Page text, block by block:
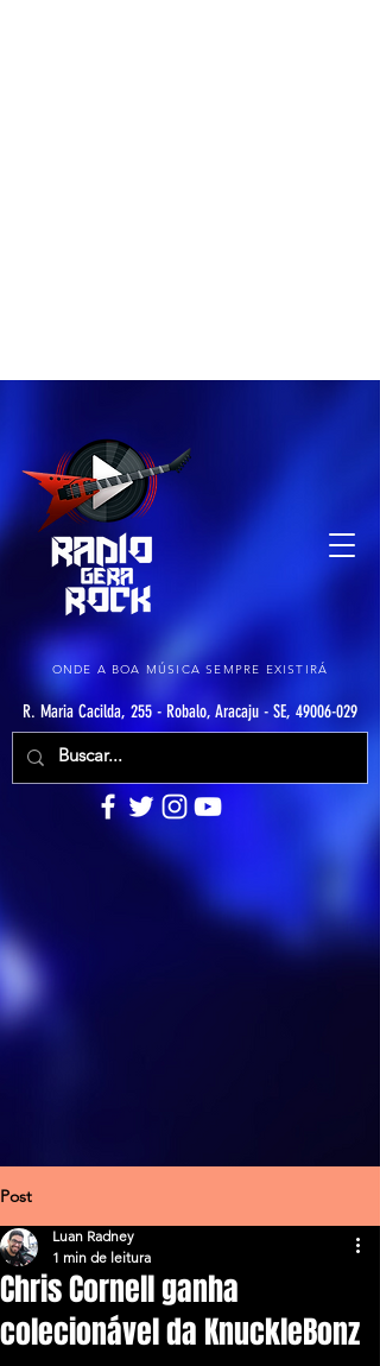
ONDE A BOA MÚSICA SEMPRE EXISTIRÁ
R. Maria Cacilda, 255 - Robalo, Aracaju - SE, 49006-029
Post
Chris Cornell ganha
colecionável da KnuckleBonz
Luan Radney
1 min de leitura